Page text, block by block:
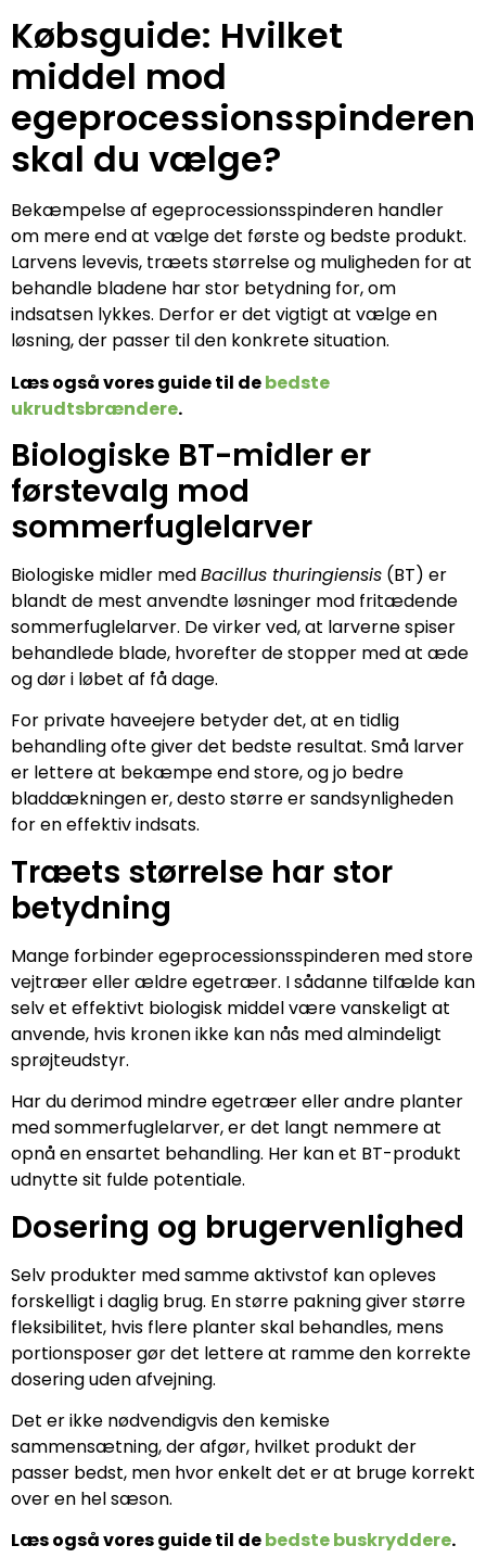
Købsguide: Hvilket
middel mod
egeprocessionsspinderen
skal du vælge?
Bekæmpelse af egeprocessionsspinderen handler
om mere end at vælge det første og bedste produkt.
Larvens levevis, træets størrelse og muligheden for at
behandle bladene har stor betydning for, om
indsatsen lykkes. Derfor er det vigtigt at vælge en
løsning, der passer til den konkrete situation.
Læs også vores guide til debedste
ukrudtsbrændere.
Biologiske BT-midler er
førstevalg mod
sommerfuglelarver
Biologiske midler medBacillus thuringiensis (BT) er
blandt de mest anvendte løsninger mod fritædende
sommerfuglelarver. De virker ved, at larverne spiser
behandlede blade, hvorefter de stopper med at æde
og dør i løbet af få dage.
For private haveejere betyder det, at en tidlig
behandling ofte giver det bedste resultat. Små larver
er lettere at bekæmpe end store, og jo bedre
bladdækningen er, desto større er sandsynligheden
for en effektiv indsats.
Træets størrelse har stor
betydning
Mange forbinder egeprocessionsspinderen med store
vejtræer eller ældre egetræer. I sådanne tilfælde kan
selv et effektivt biologisk middel være vanskeligt at
anvende, hvis kronen ikke kan nås med almindeligt
sprøjteudstyr.
Har du derimod mindre egetræer eller andre planter
med sommerfuglelarver, er det langt nemmere at
opnå en ensartet behandling. Her kan et BT-produkt
udnytte sit fulde potentiale.
Dosering og brugervenlighed
Selv produkter med samme aktivstof kan opleves
forskelligt i daglig brug. En større pakning giver større
fleksibilitet, hvis flere planter skal behandles, mens
portionsposer gør det lettere at ramme den korrekte
dosering uden afvejning.
Det er ikke nødvendigvis den kemiske
sammensætning, der afgør, hvilket produkt der
passer bedst, men hvor enkelt det er at bruge korrekt
over en hel sæson.
Læs også vores guide til debedste buskryddere.